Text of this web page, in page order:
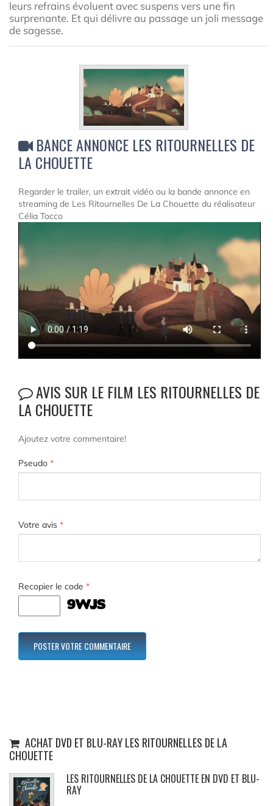
leurs refrains évoluent avec suspens vers une fin
surprenante. Et qui délivre au passage un joli message
de sagesse.
BANCE ANNONCE LES RITOURNELLES DE
LA CHOUETTE
Regarder le trailer, un extrait vidéo ou la bande annonce en
streaming de Les Ritournelles De La Chouette du réalisateur
Célia Tocco
AVIS SUR LE FILM LES RITOURNELLES DE
LA CHOUETTE
Ajoutez votre commentaire!
Pseudo *
Votre avis *
Recopier le code *
ACHAT DVD ET BLU-RAY LES RITOURNELLES DE LA
CHOUETTE
LES RITOURNELLES DE LA CHOUETTE EN DVD ET BLU-
RAY